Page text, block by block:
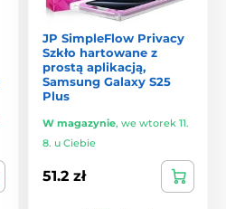
JP SimpleFlow Privacy
Szkło hartowane z
prostą aplikacją,
Samsung Galaxy S25
Plus
W magazynie, we wtorek 11.
8. u Ciebie
51.2 zł